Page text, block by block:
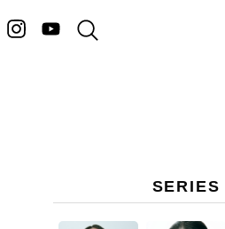
SERIES